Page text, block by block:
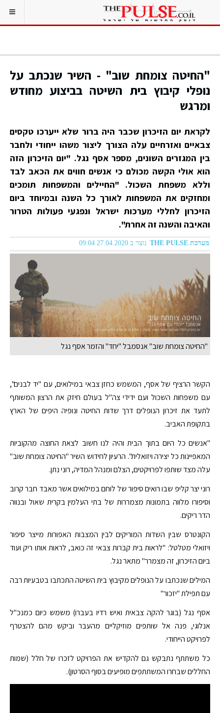
"החיטה צומחת שוב" - השיר שנכתב על
נופלי קיבוץ בית השיטה בביצוע מחודש
ומרגש
לקראת יום הזיכרון שכבר היה ברור שלא ייערכו טקסים
צבאיים ואזרחיים עלה הצורך ליצור משהו ייחודי ולחבר
בין המגזרים השונים, מספר אסף נגל. "יום הזיכרון הזה
הוא אולי הקשה מכולם כי אנשים חווים את הכאב לבד
וללא משפחת השכול. "החיילים והמשפחות תומכים
ומחזקים את המשפחות לאורך כל השנה ובמיוחד ביום
הזיכרון לחללי מערכות ישראל ונפגעי פעולות הטרור
והאיבה והשנה זה אחרת".
מערכת THE PULSE נוצר ב 27.04.2020 09:04
"החיטה צומחת שוב" אנסמבל "יחד" והזמר אסף נגל
הקשר הרציף של אסף, המשמש כחזן צבאי במילואים, עם "יד לבנים",
עם משפחות השכול ועם ידידי צה"ל בעולם חיזק את הרצון המשותף
לתעד את זיכרון הנופלים דרך שדות החיטה ונופיה היפים של הארץ
בתקופת האביב.
"אנשים כל היום בתוך הבית והיה לנו חשוב לצאת החוצה מהקוביות
המאפיינות כל יצירה ויזואלית". הרעיון לחידוש השיר "החיטה צומחת שוב"
עלה מצד שותפו לפרויקטים, הצלם ומנהל המדיה, רוני נתן.
רוני יצר קליפ שבו רואים סיפור של לוחם במילואים אשר מאבד חבר קרוב
וסיפורו מלווה בתמונות מצמררות של בתי העלמין בקרית שאול ובנווה
הדר ריקים.
הקונטרס שבין השדות המוריקים לבין המצבות האפורות מייצר סיפור
ויזואלי מטלטל: "לראות בית קברות צבאי זה כואב, לראות אותו ריק ועוד
ביום הזיכרון, זה מצמרר" מתאר נגל.
המילים שנכתבו על הנופלים מקיבוץ בית השיטה התכתבו בטבעיות רבה
עם תפילת "יזכור"
אסף נגל (בוגר להקה צבאית ואיש רדיו בעברו) משמש כיום כמנכ"ל
אנלוגי, פנה אל שותפים מוזיקליים מהעבר וביקש מהם להצטרף
לפרויקט הייחודי.
כל משתתף נתבקש גם להקדיש את הפרויקט לזכרו של חלל (שמות
החללים שבחרו המשתתפים מופיעים בסוף הסרטון).